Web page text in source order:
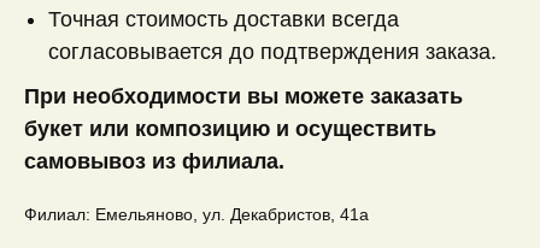
Точная стоимость доставки всегда
согласовывается до подтверждения заказа.
При необходимости вы можете заказать
букет или композицию и осуществить
самовывоз из филиала.
Филиал: Емельяново, ул. Декабристов, 41а